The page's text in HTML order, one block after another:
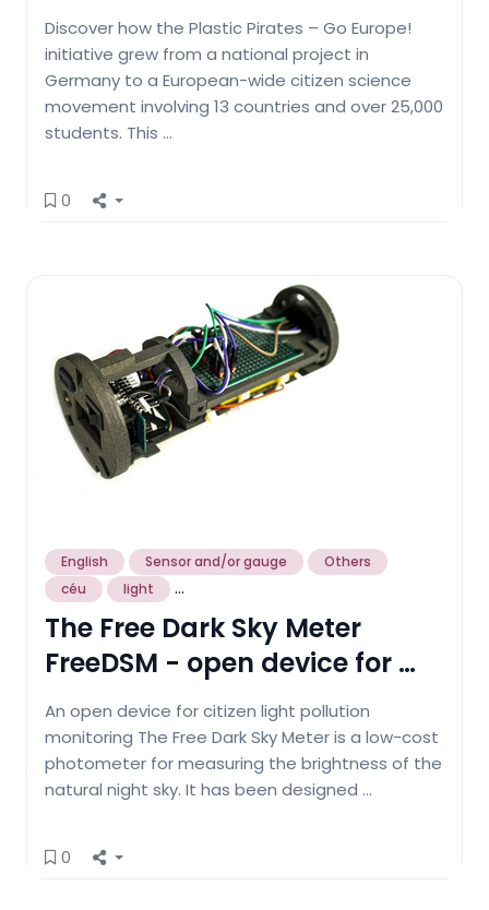
Discover how the Plastic Pirates – Go Europe!
initiative grew from a national project in
Germany to a European-wide citizen science
movement involving 13 countries and over 25,000
students. This …
0
English Sensor and/or gauge
Others
céu
light ...
The Free Dark Sky Meter
FreeDSM - open device for …
An open device for citizen light pollution
monitoring The Free Dark Sky Meter is a low-cost
photometer for measuring the brightness of the
natural night sky. It has been designed …
0